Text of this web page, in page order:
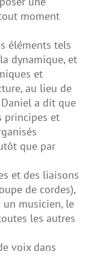
moment
éléments tels
dynamique, et
et
au lieu de
a dit que
principes et
que par
et des liaisons
de cordes),
un musicien, le
les autres
voix dans